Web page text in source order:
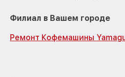
Филиал в Вашем городе
Ремонт Кофемашины